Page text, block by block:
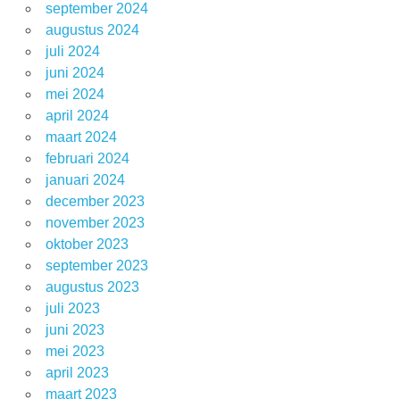
september 2024
augustus 2024
juli 2024
juni 2024
mei 2024
april 2024
maart 2024
februari 2024
januari 2024
december 2023
november 2023
oktober 2023
september 2023
augustus 2023
juli 2023
juni 2023
mei 2023
april 2023
maart 2023